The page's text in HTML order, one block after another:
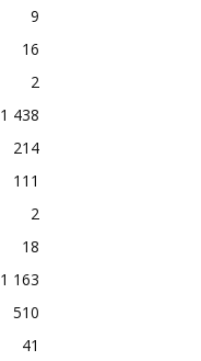
9
16
2
1 438
214
111
2
18
1 163
510
41